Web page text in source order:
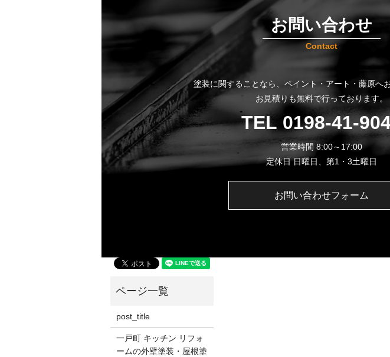
お問い合わせ
Contact
塗装に関することなら、 ペイント・アート・藤原へ
お見積りも無料で行っております。
TEL 0198-41-
営業時間 8:00～17:00
定休日 日曜日、第1・3土曜日
お問い合わせフォーム
post_title
一戸町 キッチン リフォ
ームの外壁塗装・屋根塗